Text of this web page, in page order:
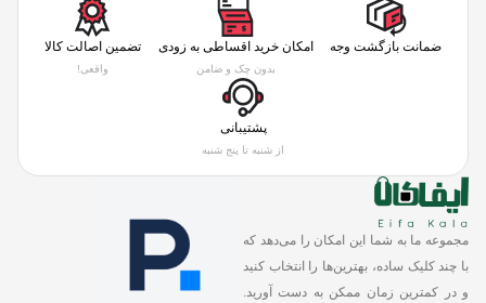
ضمانت بازگشت وجه امکان خرید اقساطی به زودی
بدون چک و ضامن
تضمین اصالت کالا
واقعی!
پشتیبانی
از شنبه تا پنج شنبه
مجموعه ما به شما این امکان را می‌دهد که
با چند کلیک ساده، بهترین‌ها را انتخاب کنید
و در کمترین زمان ممکن به دست آورید.